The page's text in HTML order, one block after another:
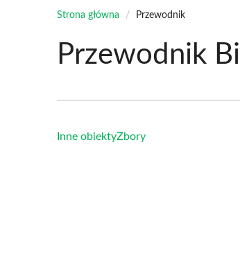
Strona główna / Przewodnik
Przewodnik
Inne obiektyZbory